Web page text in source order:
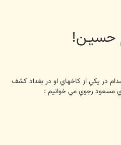
حسيـن!
در يكي از كاخهاي او در بغداد كشف
مسعود رجوي مي خوانيم :